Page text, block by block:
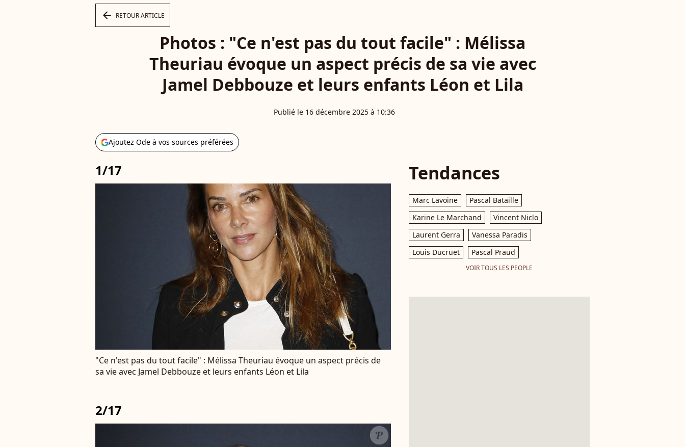
arrow_left RETOUR ARTICLE
Photos : "Ce n'est pas du tout facile" : Mélissa
Theuriau évoque un aspect précis de sa vie avec
Jamel Debbouze et leurs enfants Léon et Lila
Publié le 16 décembre 2025 à 10:36
Ajoutez Ode à vos sources préférées
1/17
"Ce n'est pas du tout facile" : Mélissa Theuriau évoque un aspect précis de
sa vie avec Jamel Debbouze et leurs enfants Léon et Lila
2/17
Tendances
Marc Lavoine
Pascal Bataille
Karine Le Marchand
Vincent Niclo
Laurent Gerra
Vanessa Paradis
Louis Ducruet
Pascal Praud
VOIR TOUS LES PEOPLE